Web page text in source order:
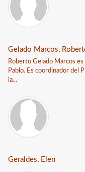
Gelado Marcos,
Roberto Gelado Marcos
Pablo. Es coordinador del
la...
Geraldes, Elen